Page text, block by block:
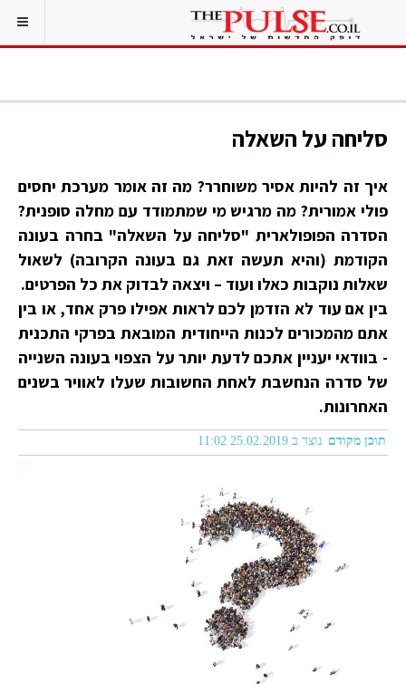
סליחה על השאלה
איך זה להיות אסיר משוחרר? מה זה אומר מערכת יחסים
פולי אמורית? מה מרגיש מי שמתמודד עם מחלה סופנית?
הסדרה הפופולארית "סליחה על השאלה" בחרה בעונה
הקודמת (והיא תעשה זאת גם בעונה הקרובה) לשאול
שאלות נוקבות כאלו ועוד – ויצאה לבדוק את כל הפרטים.
בין אם עוד לא הזדמן לכם לראות אפילו פרק אחד, או בין
אתם מהמכורים לכנות הייחודית המובאת בפרקי התכנית
- בוודאי יעניין אתכם לדעת יותר על הצפוי בעונה השנייה
של סדרה הנחשבת לאחת החשובות שעלו לאוויר בשנים
האחרונות.
תוכן מקודם נוצר ב 25.02.2019 11:02